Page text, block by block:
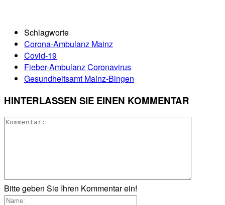
Schlagworte
Corona-Ambulanz Mainz
Covid-19
Fieber-Ambulanz Coronavirus
Gesundheitsamt Mainz-Bingen
HINTERLASSEN SIE EINEN KOMMENTAR
Bitte geben Sie Ihren Kommentar ein!